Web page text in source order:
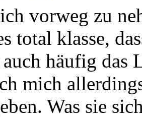
vorweg zu
total klasse,
häufig das
mich
Was sie